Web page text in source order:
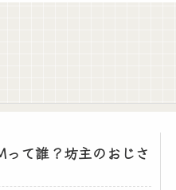
て誰？坊主のおじさ